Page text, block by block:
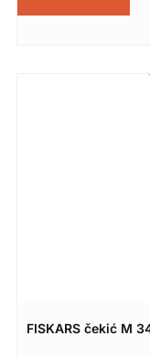
FISKARS čekić M